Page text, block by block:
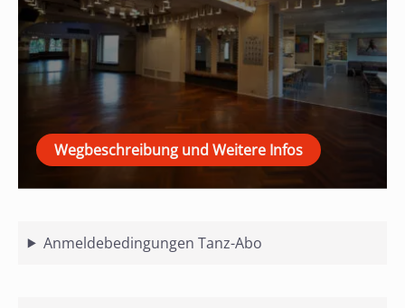
Wegbeschreibung und Weitere Infos
Anmeldebedingungen Tanz-Abo